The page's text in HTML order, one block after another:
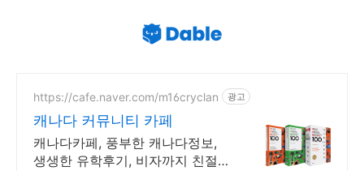
https://cafe.naver.com/m16cryclan 광고
캐나다 커뮤니티 카페
캐나다카페, 풍부한 캐나다정보,
생생한 유학후기, 비자까지 친절한